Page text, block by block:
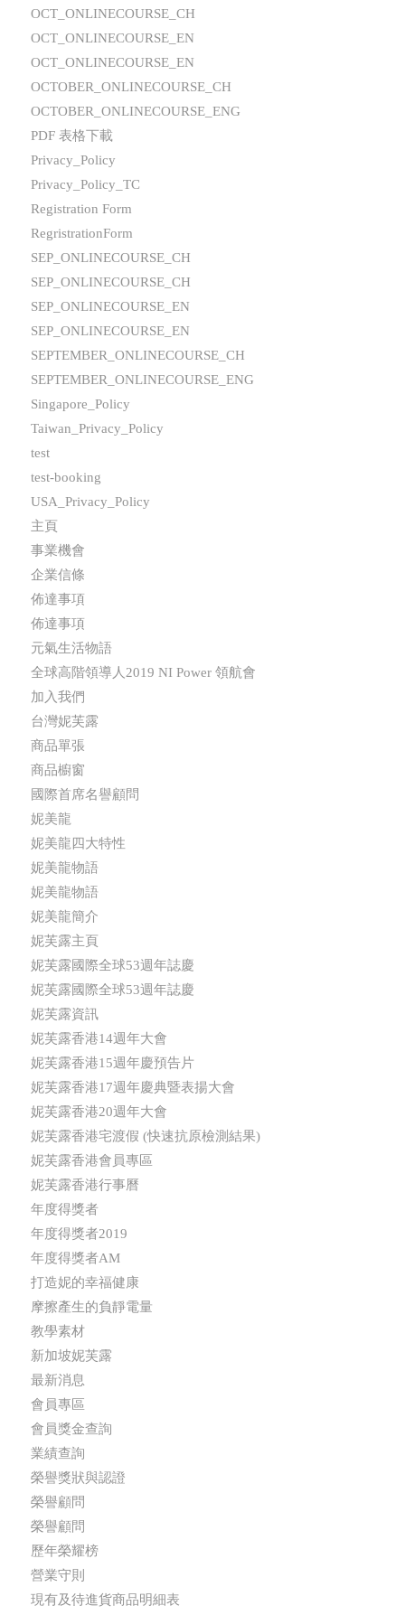
OCT_ONLINECOURSE_CH
OCT_ONLINECOURSE_EN
OCT_ONLINECOURSE_EN
OCTOBER_ONLINECOURSE_CH
OCTOBER_ONLINECOURSE_ENG
PDF 表格下載
Privacy_Policy
Privacy_Policy_TC
Registration Form
RegristrationForm
SEP_ONLINECOURSE_CH
SEP_ONLINECOURSE_CH
SEP_ONLINECOURSE_EN
SEP_ONLINECOURSE_EN
SEPTEMBER_ONLINECOURSE_CH
SEPTEMBER_ONLINECOURSE_ENG
Singapore_Policy
Taiwan_Privacy_Policy
test
test-booking
USA_Privacy_Policy
主頁
事業機會
企業信條
佈達事項
佈達事項
元氣生活物語
全球高階領導人2019 NI Power 領航會
加入我們
台灣妮芙露
商品單張
商品櫥窗
國際首席名譽顧問
妮美龍
妮美龍四大特性
妮美龍物語
妮美龍物語
妮美龍簡介
妮芙露主頁
妮芙露國際全球53週年誌慶
妮芙露國際全球53週年誌慶
妮芙露資訊
妮芙露香港14週年大會
妮芙露香港15週年慶預告片
妮芙露香港17週年慶典暨表揚大會
妮芙露香港20週年大會
妮芙露香港宅渡假 (快速抗原檢測結果)
妮芙露香港會員專區
妮芙露香港行事曆
年度得獎者
年度得獎者2019
年度得獎者AM
打造妮的幸福健康
摩擦產生的負靜電量
教學素材
新加坡妮芙露
最新消息
會員專區
會員獎金查詢
業績查詢
榮譽獎狀與認證
榮譽顧問
榮譽顧問
歷年榮耀榜
營業守則
現有及待進貨商品明細表